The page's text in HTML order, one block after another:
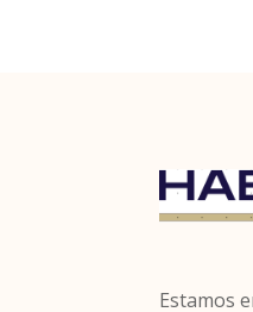
Estamos